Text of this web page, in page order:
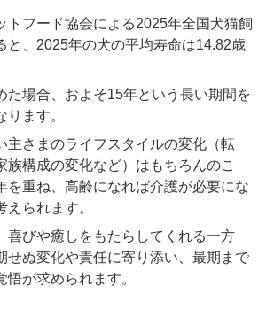
トフード協会による2025年全国犬猫飼
と、2025年の犬の平均寿命は14.82歳
た場合、およそ15年という長い期間を
ます。
主さまのライフスタイルの変化（転
族構成の変化など）はもちろんのこ
を重ね、高齢になれば介護が必要にな
えられます。
喜びや癒しをもたらしてくれる一方
せぬ変化や責任に寄り添い、最期まで
が求められます。